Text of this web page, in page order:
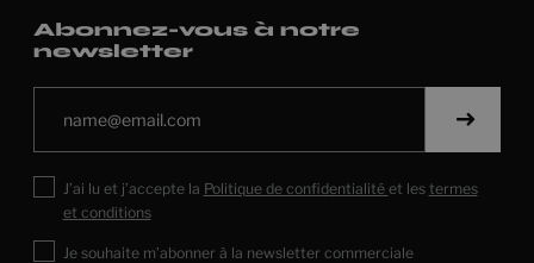
Abonnez-vous à notre
newsletter
J’ai lu et j’accepte la Politique de confidentialité et les termes
et conditions
Je souhaite m’abonner à la newsletter commerciale